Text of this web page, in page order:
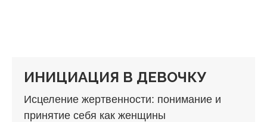
ИНИЦИАЦИЯ В ДЕВОЧКУ
Исцеление жертвенности: понимание и
принятие себя как женщины